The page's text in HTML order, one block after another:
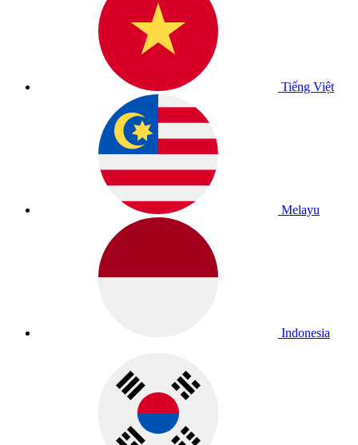
Tiếng Việt
Melayu
Indonesia